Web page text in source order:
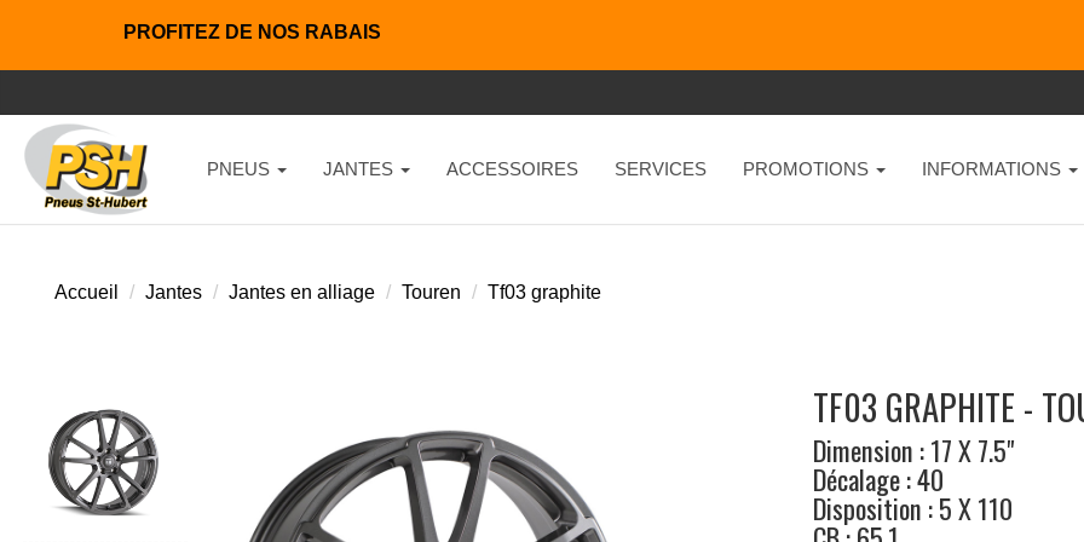
PROFITEZ DE NOS RABAIS
PNEUS JANTES ACCESSOIRES SERVICES PROMOTIONS INFORMATIONS
Accueil Jantes Jantes en alliage Touren Tf03 graphite
TF03 GRAPHITE -
Dimension : 17 X 7.5"
Décalage : 40
Disposition : 5 X 110